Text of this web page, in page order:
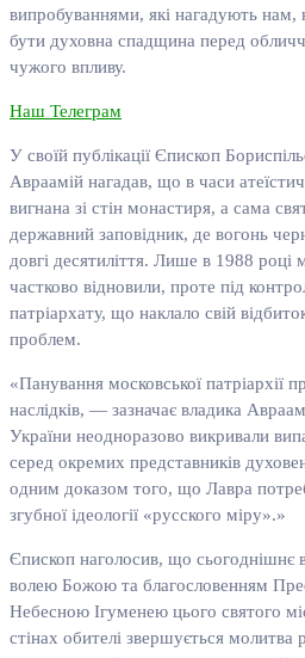
випробуваннями, які нагадують нам,
бути духовна спадщина перед
чужого впливу.
Наш Телеграм
У своїй публікації Єпископ
Авраамій нагадав, що в часи
вигнана зі стін монастиря, а сама
державний заповідник, де вогонь
довгі десятиліття. Лише в 1988 році
частково відновили, проте під
патріархату, що наклало свій
проблем.
«Панування московської патріархії
наслідків, — зазначає владика
України неодноразово викривали
серед окремих представників
одним доказом того, що Лавра
згубної ідеології «русского міру».»
Єпископ наголосив, що сьогоднішнє
волею Божою та благословенням
Небесною Ігуменею цього святого
стінах обителі звершується